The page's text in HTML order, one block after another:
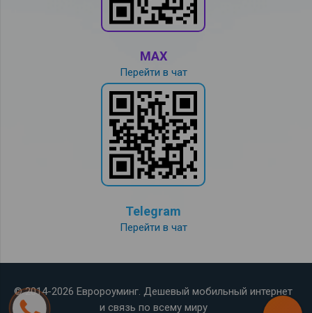
MAX
Перейти в чат
Telegram
Перейти в чат
© 2014-2026 Евророуминг. Дешевый мобильный интернет
и связь по всему миру